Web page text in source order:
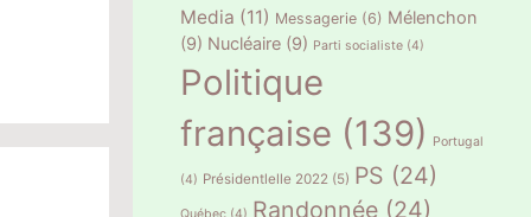
Media (11) Messagerie (6) Mélenchon
(9) Nucléaire (9) Parti socialiste (4)
Politique
française (139) Portugal
(4) Présidentlelle 2022 (5) PS (24)
Randonnée (24)